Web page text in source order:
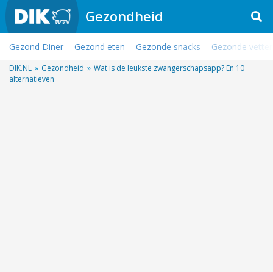
Gezondheid
Gezond Diner Gezond eten Gezonde snacks Gezonde
DIK.NL » Gezondheid » Wat is de leukste zwangerschapsapp? En 10
alternatieven